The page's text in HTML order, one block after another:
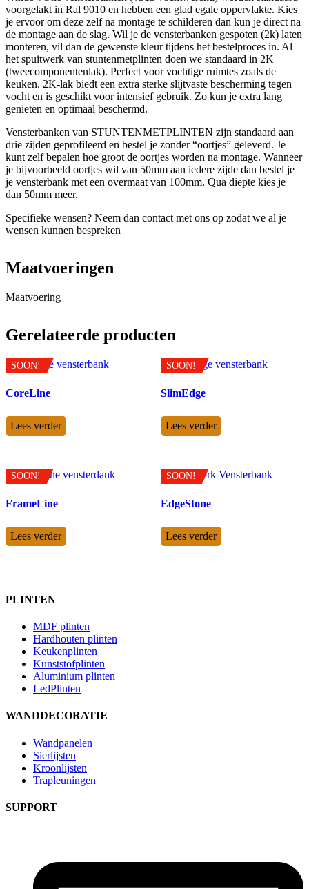
voorgelakt in Ral 9010 en hebben een glad egale oppervlakte. Kies
je ervoor om deze zelf na montage te schilderen dan kun je direct na
de montage aan de slag. Wil je de vensterbanken gespoten (2k) laten
monteren, vil dan de gewenste kleur tijdens het bestelproces in. Al
het spuitwerk van stuntenmetplinten doen we standaard in 2K
(tweecomponentenlak). Perfect voor vochtige ruimtes zoals de
keuken. 2K-lak biedt een extra sterke slijtvaste bescherming tegen
vocht en is geschikt voor intensief gebruik. Zo kun je extra lang
genieten en optimaal beschermd.
Vensterbanken van STUNTENMETPLINTEN zijn standaard aan
drie zijden geprofileerd en bestel je zonder “oortjes” geleverd. Je
kunt zelf bepalen hoe groot de oortjes worden na montage. Wanneer
je bijvoorbeeld oortjes wil van 50mm aan iedere zijde dan bestel je
je vensterbank met een overmaat van 100mm. Qua diepte kies je
dan 50mm meer.
Specifieke wensen? Neem dan contact met ons op zodat we al je
wensen kunnen bespreken
Maatvoeringen
Maatvoering
Gerelateerde producten
SOON!
CoreLine
Lees verder
SOON!
SlimEdge
Lees verder
SOON!
FrameLine
Lees verder
SOON!
EdgeStone
Lees verder
PLINTEN
MDF plinten
Hardhouten plinten
Keukenplinten
Kunststofplinten
Aluminium plinten
LedPlinten
WANDDECORATIE
Wandpanelen
Sierlijsten
Kroonlijsten
Trapleuningen
SUPPORT